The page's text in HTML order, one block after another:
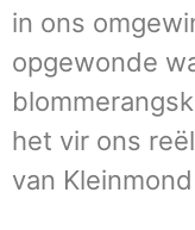
in ons
opgewonde
het vir ons
van